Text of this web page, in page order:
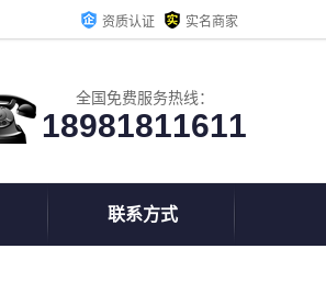
资质认证 实名商家
全国免费服务热线：
18981811611
联系方式